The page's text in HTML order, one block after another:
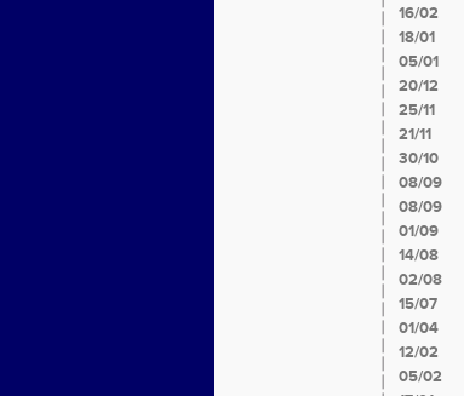
16/02
18/01
05/01
20/12
25/11
21/11
30/10
08/09
08/09
01/09
14/08
02/08
15/07
01/04
12/02
05/02